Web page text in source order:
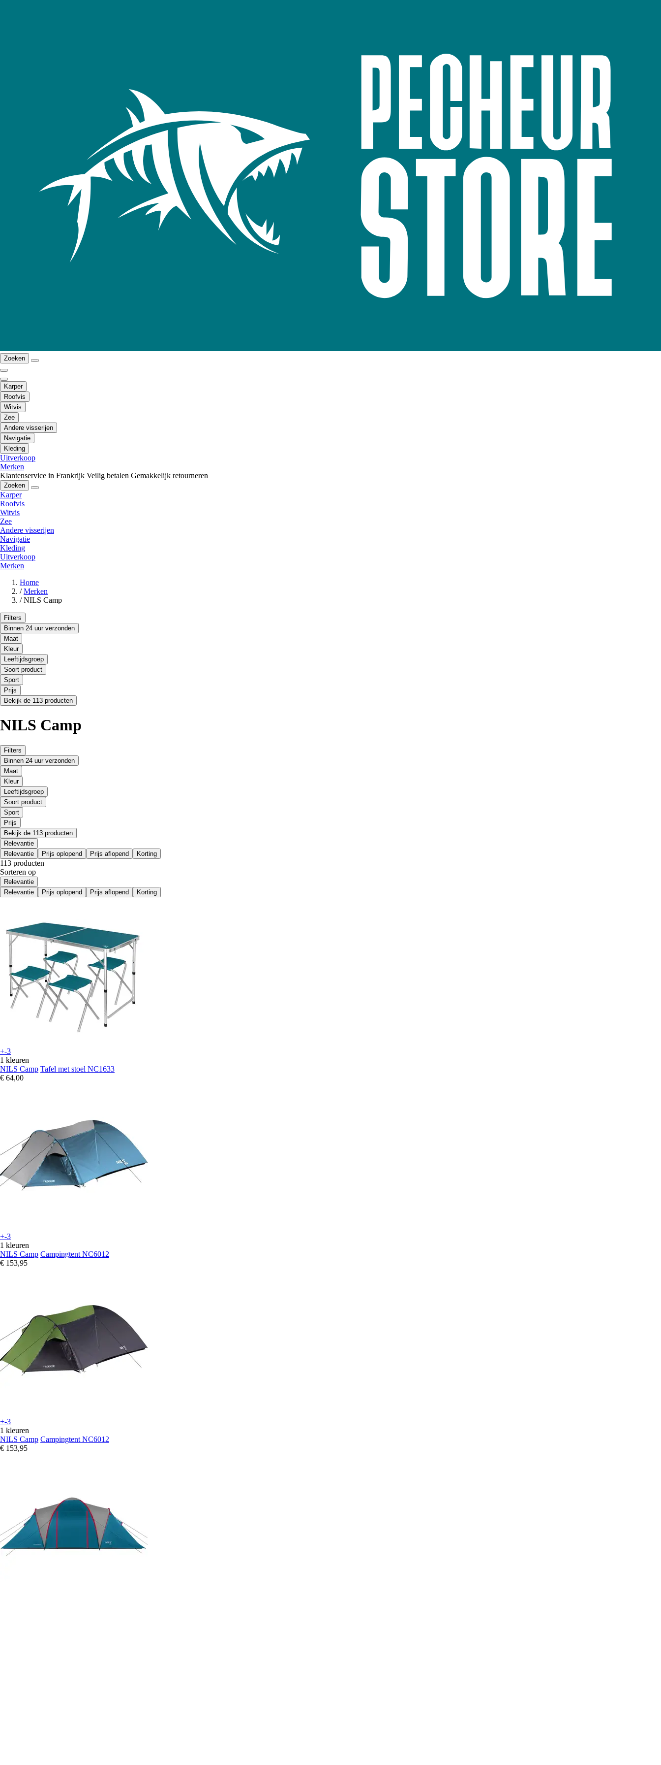
Zoeken
Karper
Roofvis
Witvis
Zee
Andere visserijen
Navigatie
Kleding
Uitverkoop
Merken
Klantenservice in Frankrijk Veilig betalen Gemakkelijk retourneren
Zoeken
Karper
Roofvis
Witvis
Zee
Andere visserijen
Navigatie
Kleding
Uitverkoop
Merken
Home
/ Merken
/ NILS Camp
Filters
Binnen 24 uur verzonden
Maat
Kleur
Leeftijdsgroep
Soort product
Sport
Prijs
Bekijk de 113 producten
NILS Camp
Filters
Binnen 24 uur verzonden
Maat
Kleur
Leeftijdsgroep
Soort product
Sport
Prijs
Bekijk de 113 producten
Relevantie
Relevantie
Prijs oplopend Prijs aflopend Korting
113 producten
Sorteren op
Relevantie
Relevantie
Prijs oplopend Prijs aflopend Korting
+-3
1 kleuren
NILS Camp Tafel met stoel NC1633
€ 64,00
+-3
1 kleuren
NILS Camp Campingtent NC6012
€ 153,95
+-3
1 kleuren
NILS Camp Campingtent NC6012
€ 153,95